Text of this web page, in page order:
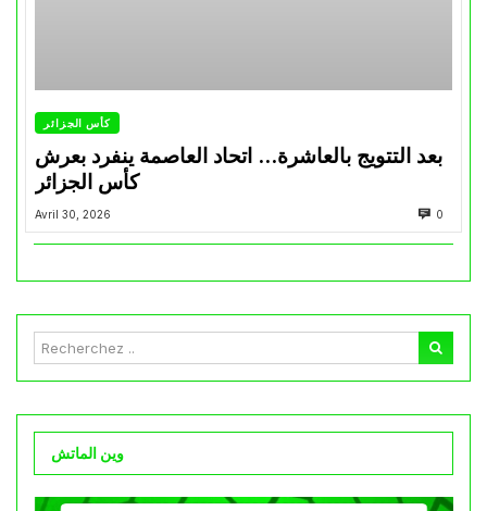
كأس الجزائر
بعد التتويج بالعاشرة… اتحاد العاصمة ينفرد بعرش
كأس الجزائر
Avril 30, 2026 0
وين الماتش